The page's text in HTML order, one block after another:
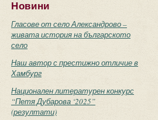
Новини
Гласове от село Александрово –
живата история на българското
село
Наш автор с престижно отличие в
Хамбург
Национален литературен конкурс
“Петя Дубарова ‘2025”
(резултати)